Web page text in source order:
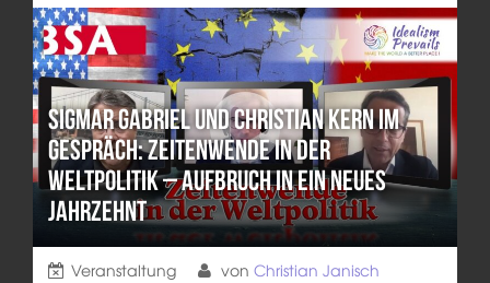
Sigmar Gabriel und Christian Kern im
Gespräch: Zeitenwende in der
Weltpolitik – Aufbruch in ein neues
Jahrzehnt
Veranstaltung von Christian Janisch